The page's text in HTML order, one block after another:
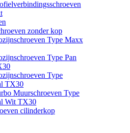
zonder kop
Type Maxx
Type Pan
Type
TX30
Muurschroeven Type
Wit TX30
cilinderkop